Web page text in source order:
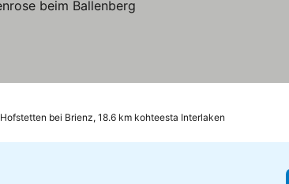
Hofstetten bei Brienz, 18.6 km kohteesta Interlaken